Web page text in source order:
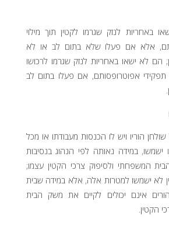
באחריות לנזק שגרמו לקטין תוך מילוי
אלא אם פעלו שלא בתום לב או לא
הם לא ישאו באחריות לנזק שגרמו לרכושו
תפקידי אפוטרופסותם, אם פעלו בתום לב
הוריו ויש לו הכנסות מעבודתו או מכל
ישמשו, במידה נאותה לפי הנהוג בנסיבות
המשפחתי ולסיפוק צרכי הקטין עצמו;
לא ישמשו למטרות אלה, אלא במידה שבית
אינם יכולים לקיים את משק הבית
הקטין.